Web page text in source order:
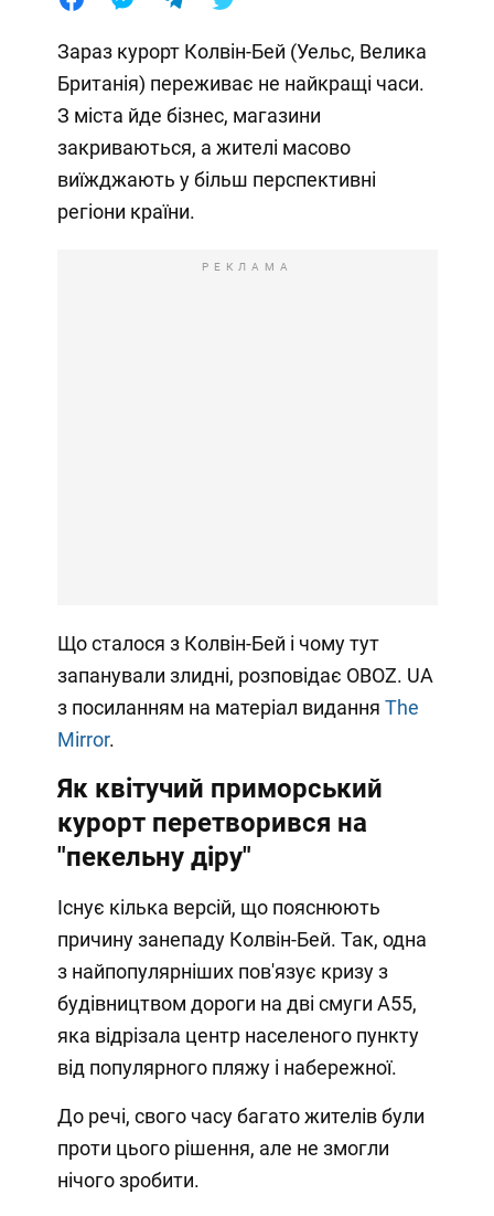
Зараз курорт Колвін-Бей (Уельс, Велика
Британія) переживає не найкращі часи.
З міста йде бізнес, магазини
закриваються, а жителі масово
виїжджають у більш перспективні
регіони країни.
РЕКЛАМА
Що сталося з Колвін-Бей і чому тут
запанували злидні, розповідає OBOZ. UA
з посиланням на матеріал видання The
Mirror.
Як квітучий приморський
курорт перетворився на
"пекельну діру"
Існує кілька версій, що пояснюють
причину занепаду Колвін-Бей. Так, одна
з найпопулярніших пов'язує кризу з
будівництвом дороги на дві смуги А55,
яка відрізала центр населеного пункту
від популярного пляжу і набережної.
До речі, свого часу багато жителів були
проти цього рішення, але не змогли
нічого зробити.